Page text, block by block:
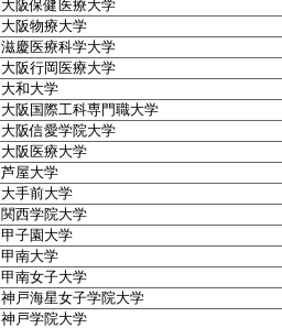
大阪保健医療大学
大阪物療大学
滋慶医療科学大学
大阪行岡医療大学
大和大学
大阪国際工科専門職大学
大阪信愛学院大学
大阪医療大学
芦屋大学
大手前大学
関西学院大学
甲子園大学
甲南大学
甲南女子大学
神戸海星女子学院大学
神戸学院大学